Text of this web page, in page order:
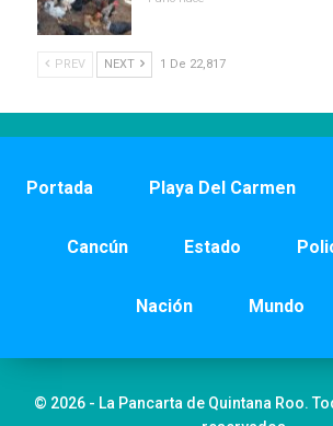
PREV NEXT 1 De 22,817
Portada Playa Del Carmen
Cancún Estado
Nación Mundo
© 2026 - La Pancarta de Quintana Roo.